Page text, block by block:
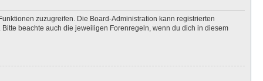
zuzugreifen. Die Board-Administration kann registrierten
beachte auch die jeweiligen Forenregeln, wenn du dich in diesem